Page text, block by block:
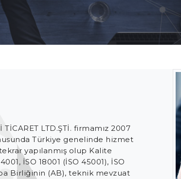
LTD.ŞTİ. firmamız 2007
Türkiye genelinde hizmet
yapılanmış olup Kalite
İSO 18001 (İSO 45001), İSO
Birliğinin (AB), teknik mevzuat